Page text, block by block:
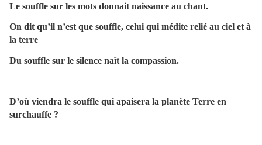
Le souffle sur les mots donnait naissance au chant.
On dit qu’il n’est que souffle, celui qui médite relié au ciel et à
la terre
Du souffle sur le silence naît la compassion.
D’où viendra le souffle qui apaisera la planète Terre en
surchauffe ?